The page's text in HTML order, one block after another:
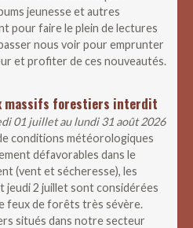
jeunesse et autres
pour faire le plein de lectures
passer nous voir pour emprunter
et profiter de ces nouveautés.
massifs forestiers interdit
01 juillet au lundi 31 août 2026
conditions météorologiques
défavorables dans le
(vent et sécheresse), les
jeudi 2 juillet sont considérées
feux de forêts très sévère.
situés dans notre secteur